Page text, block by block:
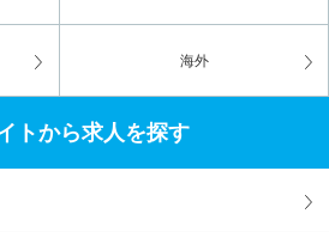
海外
トから求人を探す